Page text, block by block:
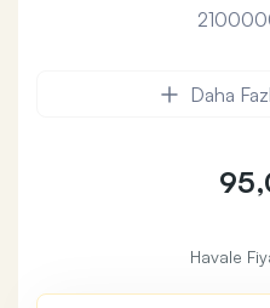
Daha
Havale